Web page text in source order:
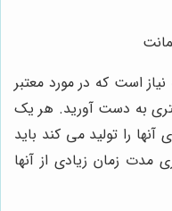
است که در مورد معتبر
به دست آورید. هر یک
آنها را تولید می کند باید
مدت زمان زیادی از آنها